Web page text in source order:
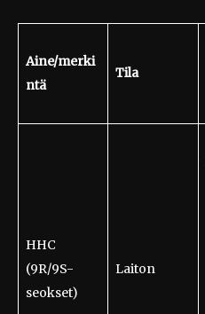
Aine/merki
ntä
Tila
HHC
(9R/9S-
seokset)
Laiton